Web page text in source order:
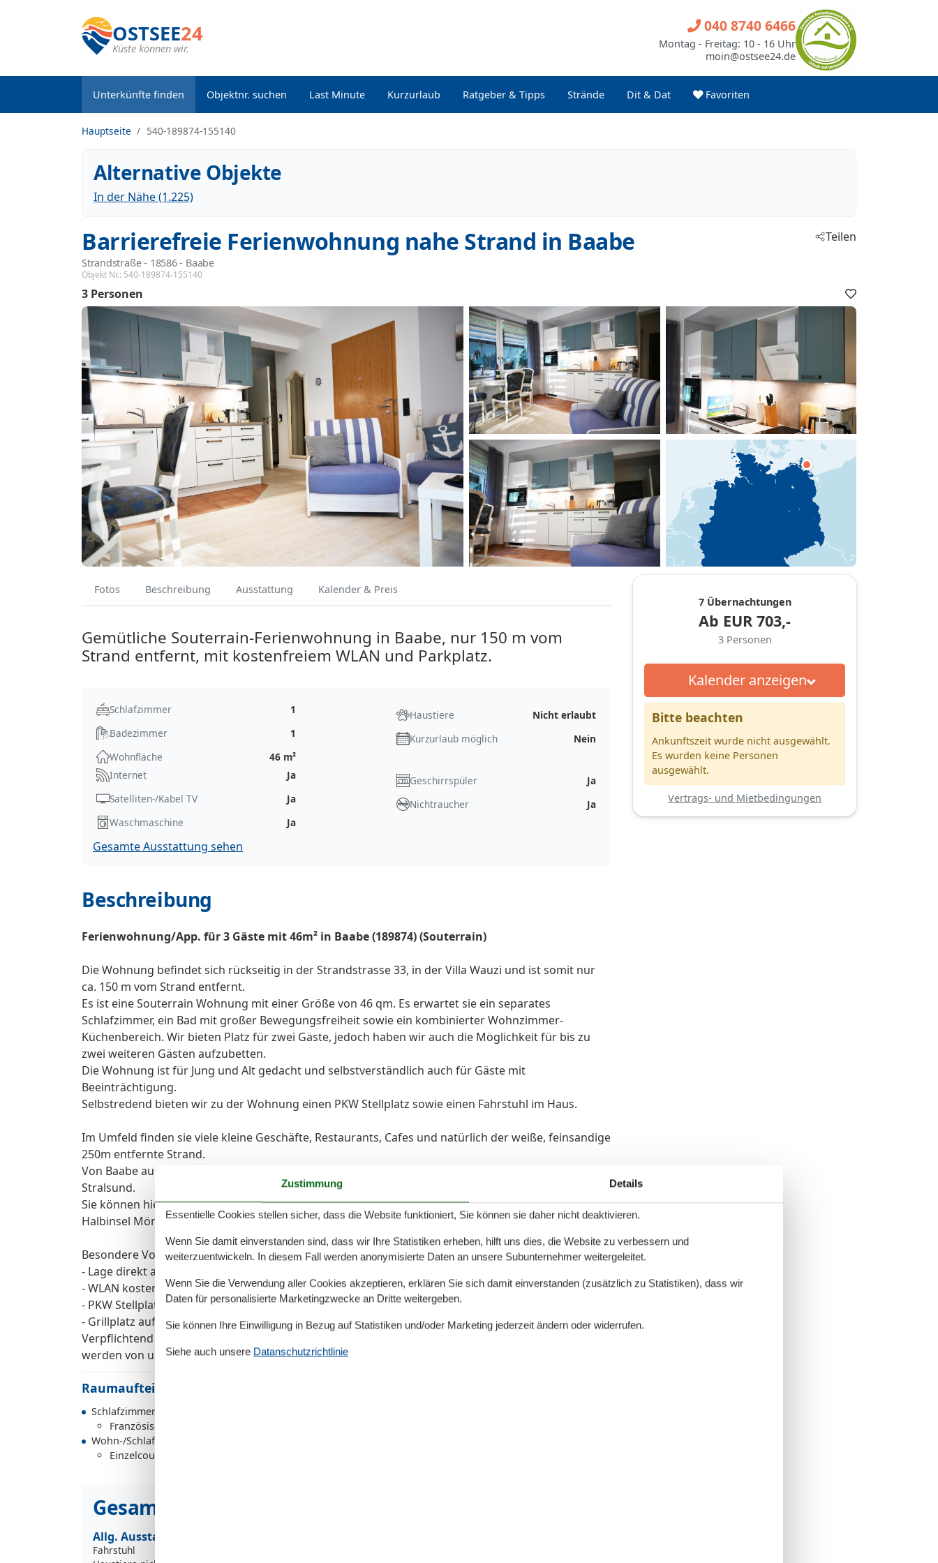
OSTSEE24
Küste können wir.
Unterkünfte finden Objektnr. suchen Last Minute Kurzurlaub Ratgeber & Tipps Strände Dit & Dat Favoriten
040 8740 6466
Montag - Freitag: 10 - 16 Uhr
moin@ostsee24.de
Hauptseite 540-189874-155140
Alternative Objekte
In der Nähe (1.225)
Barrierefreie Ferienwohnung nahe Strand in Baabe
Strandstraße - 18586 - Baabe
Objekt Nr.: 540-189874-155140
Teilen
3 Personen
Fotos Beschreibung Ausstattung Kalender & Preis
Gemütliche Souterrain-Ferienwohnung in Baabe, nur 150 m vom
Strand entfernt, mit kostenfreiem WLAN und Parkplatz.
Schlafzimmer
1
Badezimmer
1
Wohnfläche
46 m²
Haustiere
Nicht erlaubt
Kurzurlaub möglich
Nein
Internet
Ja
Satelliten-/Kabel TV
Ja
Waschmaschine
Ja
Geschirrspüler
Ja
Nichtraucher
Ja
Gesamte Ausstattung sehen
Beschreibung
Ferienwohnung/App. für 3 Gäste mit 46m² in Baabe (189874) (Souterrain)
Die Wohnung befindet sich rückseitig in der Strandstrasse 33, in der Villa Wauzi und ist somit nur
ca. 150 m vom Strand entfernt.
Es ist eine Souterrain Wohnung mit einer Größe von 46 qm. Es erwartet sie ein separates
Schlafzimmer, ein Bad mit großer Bewegungsfreiheit sowie ein kombinierter Wohnzimmer-
Küchenbereich. Wir bieten Platz für zwei Gäste, jedoch haben wir auch die Möglichkeit für bis zu
zwei weiteren Gästen aufzubetten.
Die Wohnung ist für Jung und Alt gedacht und selbstverständlich auch für Gäste mit
Beeinträchtigung.
Selbstredend bieten wir zu der Wohnung einen PKW Stellplatz sowie einen Fahrstuhl im Haus.
Im Umfeld finden sie viele kleine Geschäfte, Restaurants, Cafes und natürlich der weiße, feinsandige
250m entfernte Strand.
Von Baabe aus können sie auch kurze oder weitere Ziele ansteuern, wie z.B. Göhren, Putbus oder
Stralsund.
Sie können hier entspannen, wandern oder in den Abend tanzen. Erleben sie die Vielfalt auf der
Halbinsel Mönchgut.
Besondere Vorteile:
- Lage direkt an der Spaziermeile und Einkaufsstraße
- WLAN kostenfrei
- PKW Stellplatz direkt am Haus kostenfrei
- Grillplatz auf dem Hof
Verpflichtend für alle Gäste ist die Kurtaxe. Die Gäste werden von uns angemeldet. Die Kurkarten
werden von uns bei Anreise übergeben und wir nehmen die Zahlung entgegen.
Raumaufteilung
Schlafzimmer, 10 m², 2 Personen
Französisches Doppelbett - Size: 131-150 cm
Wohn-/Schlafzimmer, 20 m², 2 Personen
Einzelcouch - variable size
Gesamte Ausstattung
Allg. Ausstattung
Fahrstuhl
7 Übernachtungen
Ab EUR 703,-
3 Personen
Kalender anzeigen
Bitte beachten
Ankunftszeit wurde nicht ausgewählt.
Es wurden keine Personen
ausgewählt.
Vertrags- und Mietbedingungen
Zustimmung Details
Essentielle Cookies stellen sicher, dass die Website funktioniert, Sie können sie daher nicht deaktivieren.
Wenn Sie damit einverstanden sind, dass wir Ihre Statistiken erheben, hilft uns dies, die Website zu verbessern und
weiterzuentwickeln. In diesem Fall werden anonymisierte Daten an unsere Subunternehmer weitergeleitet.
Wenn Sie die Verwendung aller Cookies akzeptieren, erklären Sie sich damit einverstanden (zusätzlich zu Statistiken), dass wir
Daten für personalisierte Marketingzwecke an Dritte weitergeben.
Sie können Ihre Einwilligung in Bezug auf Statistiken und/oder Marketing jederzeit ändern oder widerrufen.
Siehe auch unsere Datanschutzrichtlinie